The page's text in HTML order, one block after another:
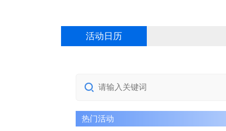
活动日历
热门活动